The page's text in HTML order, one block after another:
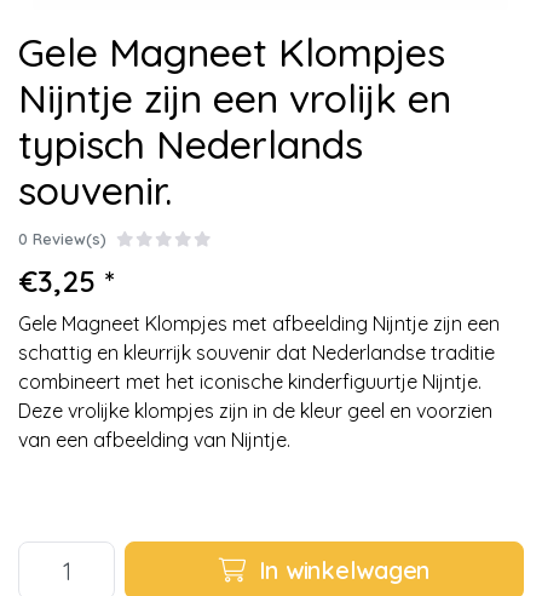
Gele Magneet Klompjes
Nijntje zijn een vrolijk en
typisch Nederlands
souvenir.
0 Review(s)
€3,25 *
Gele Magneet Klompjes met afbeelding Nijntje zijn een
schattig en kleurrijk souvenir dat Nederlandse traditie
combineert met het iconische kinderfiguurtje Nijntje.
Deze vrolijke klompjes zijn in de kleur geel en voorzien
van een afbeelding van Nijntje.
In winkelwagen